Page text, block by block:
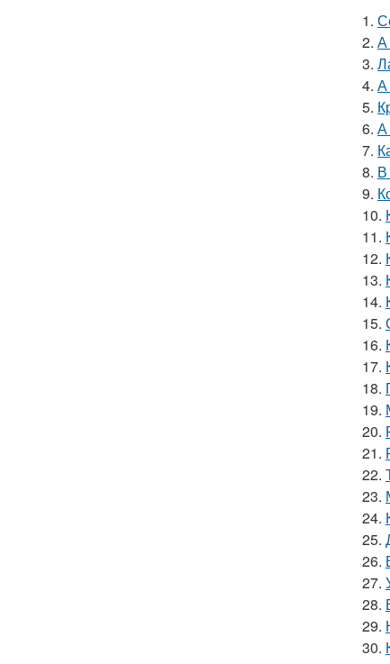
1.
2. А
3.
4. А
5.
6. А
7.
8. В
9.
10.
11.
12.
13.
14.
15.
16.
17.
18.
19.
20.
21.
22.
23.
24.
25.
26.
27.
28.
29.
30.